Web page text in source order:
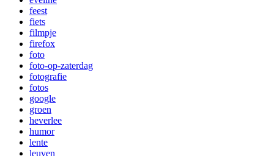
feest
fiets
filmpje
firefox
foto
foto-op-zaterdag
fotografie
fotos
google
groen
heverlee
humor
lente
leuven